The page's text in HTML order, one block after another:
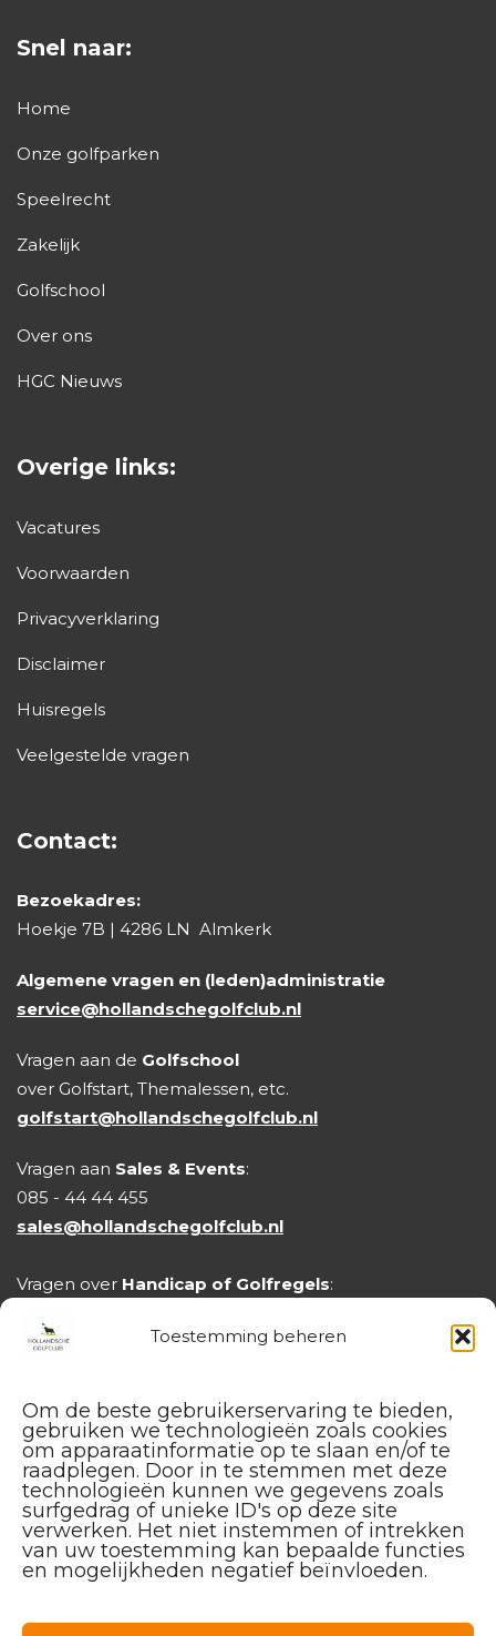
Toestemming beheren
Om de beste gebruikerservaring te bieden,
gebruiken we technologieën zoals cookies
om apparaatinformatie op te slaan en/of te
raadplegen. Door in te stemmen met deze
technologieën kunnen we gegevens zoals
surfgedrag of unieke ID's op deze site
verwerken. Het niet instemmen of intrekken
van uw toestemming kan bepaalde functies
en mogelijkheden negatief beïnvloeden.
Snel naar:
Home
Onze golfparken
Speelrecht
Zakelijk
Golfschool
Over ons
HGC Nieuws
Overige links:
Vacatures
Voorwaarden
Privacyverklaring
Disclaimer
Huisregels
Veelgestelde vragen
Contact:
Bezoekadres:
Hoekje 7B | 4286 LN Almkerk
Algemene vragen en (leden)administratie
service@hollandschegolfclub.nl
Vragen aan de Golfschool
over Golfstart, Themalessen, etc.
golfstart@hollandschegolfclub.nl
Vragen aan Sales & Events:
085 - 44 44 455
sales@hollandschegolfclub.nl
Vragen over Handicap of Golfregels: